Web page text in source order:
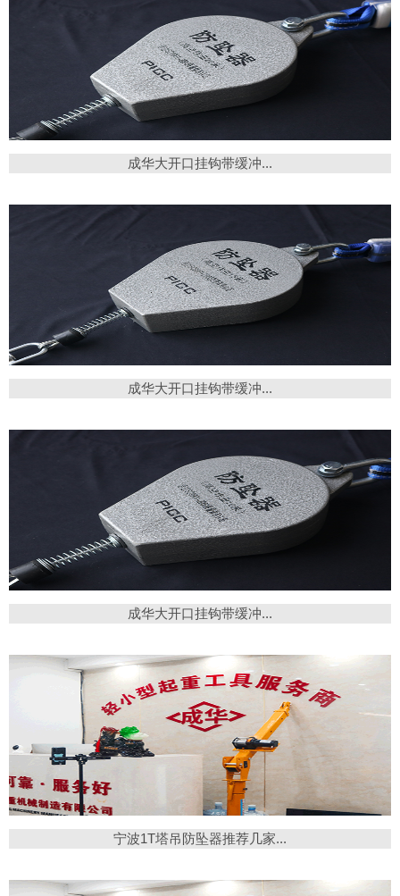
成华大开口挂钩带缓冲...
成华大开口挂钩带缓冲...
成华大开口挂钩带缓冲...
宁波1T塔吊防坠器推荐几家...